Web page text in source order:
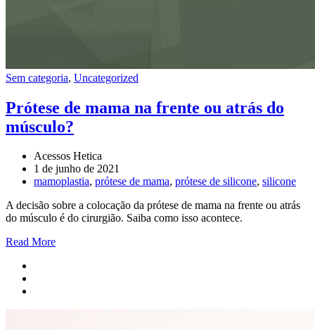
Sem categoria, Uncategorized
Prótese de mama na frente ou atrás do
músculo?
Acessos Hetica
1 de junho de 2021
mamoplastia, prótese de mama, prótese de silicone, silicone
A decisão sobre a colocação da prótese de mama na frente ou atrás
do músculo é do cirurgião. Saiba como isso acontece.
Read More